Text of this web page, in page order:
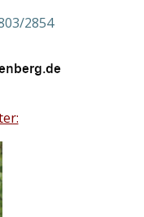
2854